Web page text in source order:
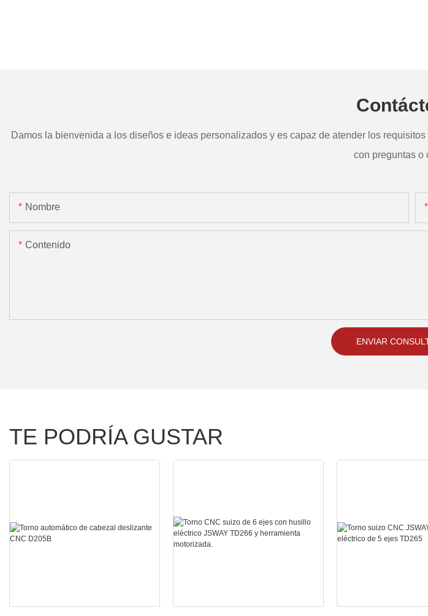
Damos la bienvenida a los diseños e ideas personalizados y es capaz de atender los
con preguntas o
Nombre
Contenido
ENVIAR
TE PODRÍA GUSTAR